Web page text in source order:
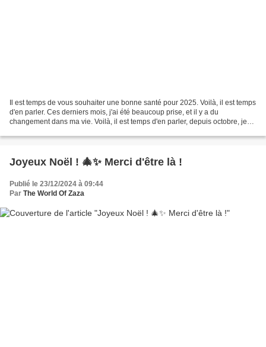
Il est temps de vous souhaiter une bonne santé pour 2025. Voilà, il est temps
d'en parler. Ces derniers mois, j'ai été beaucoup prise, et il y a du
changement dans ma vie. Voilà, il est temps d'en parler, depuis octobre, je
Joyeux Noël ! 🎄✨ Merci d'être là !
Publié le 23/12/2024 à 09:44
Par The World Of Zaza